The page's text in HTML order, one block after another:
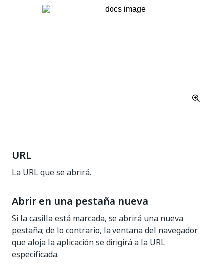
URL
La URL que se abrirá.
Abrir en una pestaña nueva
Si la casilla está marcada, se abrirá una nueva
pestaña; de lo contrario, la ventana del navegador
que aloja la aplicación se dirigirá a la URL
especificada.